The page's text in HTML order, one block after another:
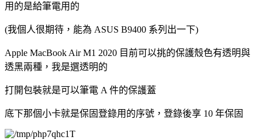
用的是給筆電用的
(我個人很期待，能為 ASUS B9400 系列出一下)
Apple MacBook Air M1 2020 目前可以挑的保護殼色有透明與
透黑兩種，我是選透明的
打開包裝就是可以筆電 A 件的保護蓋
底下那個小卡就是保固登錄用的序號，登錄後享 10 年保固